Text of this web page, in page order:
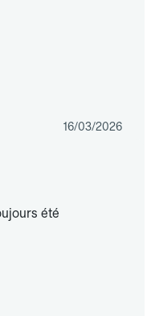
16/03/2026
été